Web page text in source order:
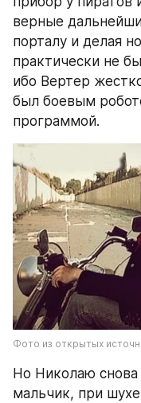
верные
порталу и делая
практически не
ибо Вертер
был боевым
программой.
Фото из открытых
Но Николаю снова
мальчик, при